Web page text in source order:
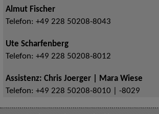
Almut Fischer
Telefon: +49 228 50208-8043
Ute Scharfenberg
Telefon: +49 228 50208-8012
Assistenz: Chris Joerger | Mara Wiese
Telefon: +49 228 50208-8010 | -8029